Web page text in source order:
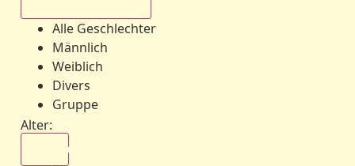
Alle Geschlechter
Männlich
Weiblich
Divers
Gruppe
Alter: